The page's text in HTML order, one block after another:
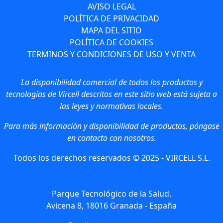
AVISO LEGAL
POLÍTICA DE PRIVACIDAD
MAPA DEL SITIO
POLÍTICA DE COOKIES
TERMINOS Y CONDICIONES DE USO Y VENTA
La disponibilidad comercial de todos los productos y
tecnologías de Vircell descritos en este sitio web está sujeta a
las leyes y normativas locales.
Para más información y disponibilidad de productos, póngase
en contacto con nosotros.
Todos los derechos reservados © 2025 - VIRCELL S.L.
Parque Tecnológico de la Salud.
Avicena 8, 18016 Granada - España